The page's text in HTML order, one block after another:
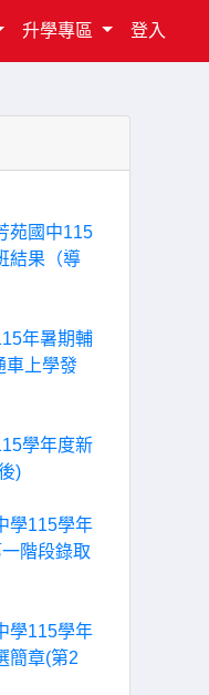
升學專區 登入
苑國中115
結果（導
年暑期輔
車上學發
學年度新
)
學115學年
階段錄取
學115學年
簡章(第2